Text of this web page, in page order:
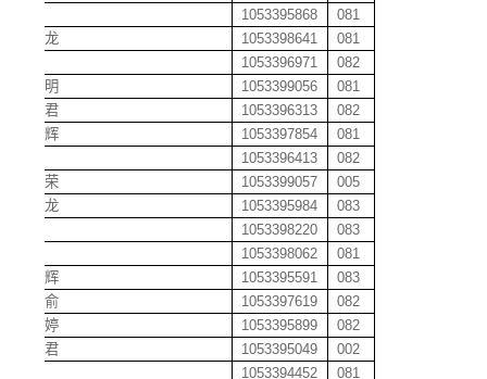
1053395868
081
葛成龙
1053398641
081
1053396971
082
葛文明
1053399056
081
耿若君
1053396313
082
龚道辉
1053397854
081
1053396413
082
龚嘉荣
1053399057
005
龚金龙
1053395984
083
1053398220
083
1053398062
081
龚小辉
1053395591
083
龚郗俞
1053397619
082
苟曼婷
1053395899
082
辜俊君
1053395049
002
1053394452
081